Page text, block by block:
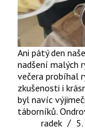
Ani pátý den
nadšení malých
večera probíhal
zkušenosti i
byl navíc
táborníků.
radek